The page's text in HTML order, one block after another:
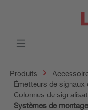
Produits
Émetteurs de
Colonnes de
Systèmes de montage